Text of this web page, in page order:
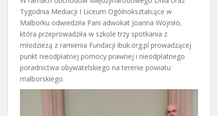
Tygodnia Mediacji I Liceum Ogólnokształcące w
Malborku odwiedziła Pani adwokat Joanna Wojniło,
która przeprowadziła w szkole trzy spotkania z
młodzieżą z ramienia Fundacji ibuk.org.pl prowadzącej
punkt nieodpłatnej pomocy prawnej i nieodpłatnego
poradnictwa obywatelskiego na terenie powiatu
malborskiego.